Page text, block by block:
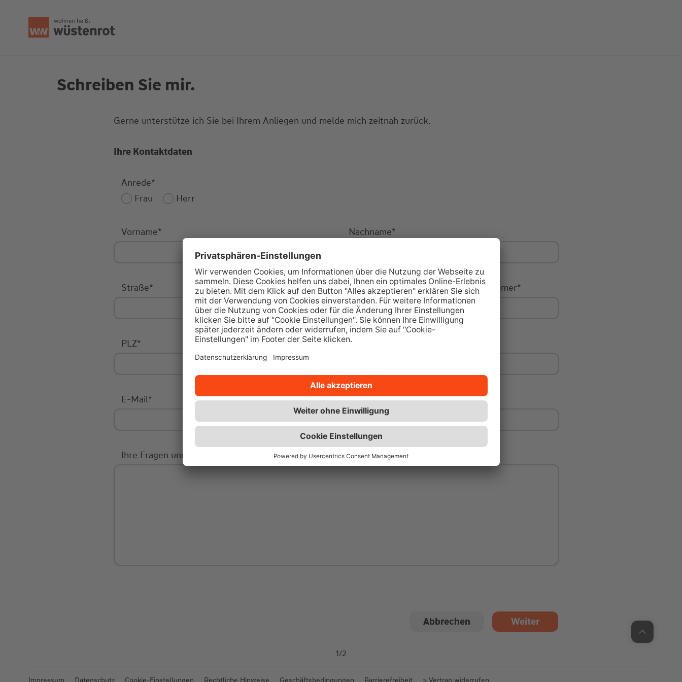
Schreiben Sie mir.
Gerne unterstütze ich Sie bei Ihrem Anliegen und melde mich zeitnah zurück.
Ihre Kontaktdaten
Anrede*
Frau
Herr
Vorname* Nachname*
Straße* Hausnummer*
PLZ* Ort *
E-Mail* Telefon*
Ihre Fragen und Mitteilungen
1/2
Impressum Datenschutz Cookie-Einstellungen Rechtliche Hinweise Geschäftsbedingungen Barrierefreiheit > Vertrag widerrufen